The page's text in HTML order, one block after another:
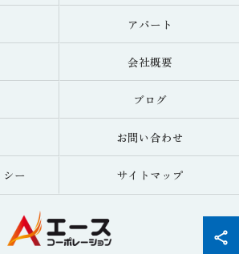
アパート
会社概要
ブログ
お問い合わせ
ー サイトマップ